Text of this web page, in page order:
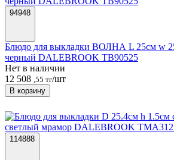
94948
Блюдо для выкладки ВОЛНА L 25см w
черный DALEBROOK TB90525
Нет в наличии
12 508 ,55 тг/шт
В корзину
114888